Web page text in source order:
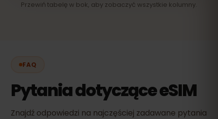
Przewiń tabelę w bok, aby zobaczyć wszystkie kolumny.
FAQ
Pytania dotyczące eSIM
Znajdź odpowiedzi na najczęściej zadawane pytania